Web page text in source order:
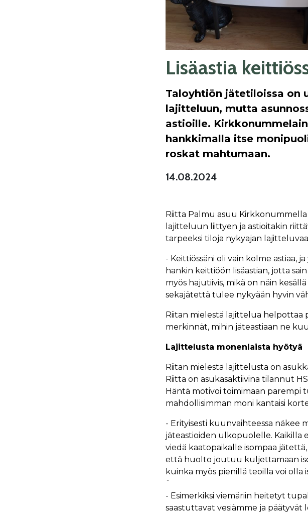
Lisäastia
Taloyhtiön jätetiloissa on
lajitteluun, mutta
astioille.
hankkimalla itse
roskat mahtumaan.
14.08.2024
Riitta Palmu asuu
lajitteluun liittyen ja astioitakin
tarpeeksi tiloja nykyajan
- Keittiössäni oli vain kolme astiaa,
hankin keittiöön lisäastian, jotta
myös hajutiivis, mikä on näin
sekajätettä tulee nykyään hyvin
Riitan mielestä lajittelua helpottaa
merkinnät, mihin jäteastiaan ne
Lajittelusta monenlaista hyötyä
Riitan mielestä lajittelusta on
Riitta on asukasaktiivina tilannut
Häntä motivoi toimimaan parempi
mahdollisimman moni kantaisi
- Erityisesti kuunvaihteessa näkee
jäteastioiden ulkopuolelle. Kaikilla
viedä kaatopaikalle isompaa
että huolto joutuu kuljettamaan
kuinka myös pienillä teoilla voi olla
¨
- Esimerkiksi viemäriin heitetyt
saastuttavat vesiämme ja päätyvät